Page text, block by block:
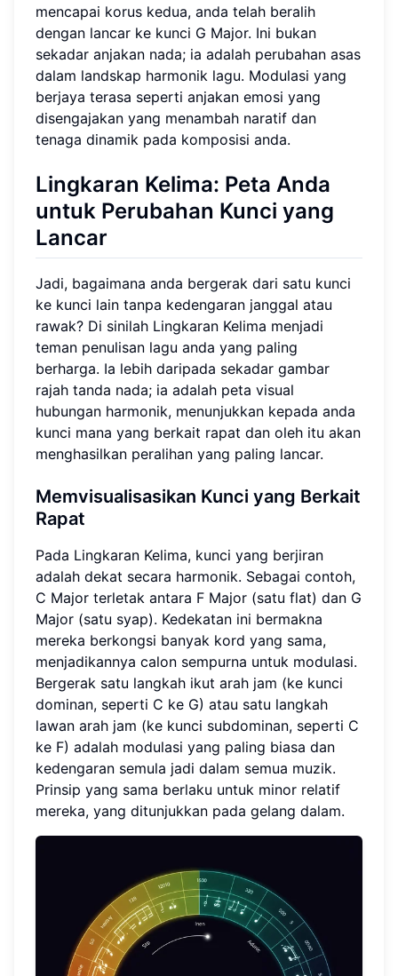
mencapai korus kedua, anda telah beralih
dengan lancar ke kunci G Major. Ini bukan
sekadar anjakan nada; ia adalah perubahan asas
dalam landskap harmonik lagu. Modulasi yang
berjaya terasa seperti anjakan emosi yang
disengajakan yang menambah naratif dan
tenaga dinamik pada komposisi anda.
Lingkaran Kelima: Peta Anda
untuk Perubahan Kunci yang
Lancar
Jadi, bagaimana anda bergerak dari satu kunci
ke kunci lain tanpa kedengaran janggal atau
rawak? Di sinilah Lingkaran Kelima menjadi
teman penulisan lagu anda yang paling
berharga. Ia lebih daripada sekadar gambar
rajah tanda nada; ia adalah peta visual
hubungan harmonik, menunjukkan kepada anda
kunci mana yang berkait rapat dan oleh itu akan
menghasilkan peralihan yang paling lancar.
Memvisualisasikan Kunci yang Berkait
Rapat
Pada Lingkaran Kelima, kunci yang berjiran
adalah dekat secara harmonik. Sebagai contoh,
C Major terletak antara F Major (satu flat) dan G
Major (satu syap). Kedekatan ini bermakna
mereka berkongsi banyak kord yang sama,
menjadikannya calon sempurna untuk modulasi.
Bergerak satu langkah ikut arah jam (ke kunci
dominan, seperti C ke G) atau satu langkah
lawan arah jam (ke kunci subdominan, seperti C
ke F) adalah modulasi yang paling biasa dan
kedengaran semula jadi dalam semua muzik.
Prinsip yang sama berlaku untuk minor relatif
mereka, yang ditunjukkan pada gelang dalam.